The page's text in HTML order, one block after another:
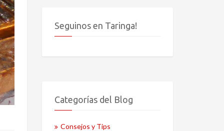
Seguinos en Taringa!
Categorías del Blog
Consejos y Tips